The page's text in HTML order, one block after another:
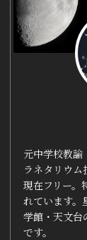
元中学校教諭
ラネタリウム
現在フリー。
れています。
学館・天文台
です。